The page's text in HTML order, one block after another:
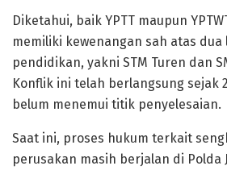
Diketahui, baik YPTT maupun
memiliki kewenangan sah atas dua
pendidikan, yakni STM Turen dan
Konflik ini telah berlangsung sejak
belum menemui titik penyelesaian.
Saat ini, proses hukum terkait
perusakan masih berjalan di Polda